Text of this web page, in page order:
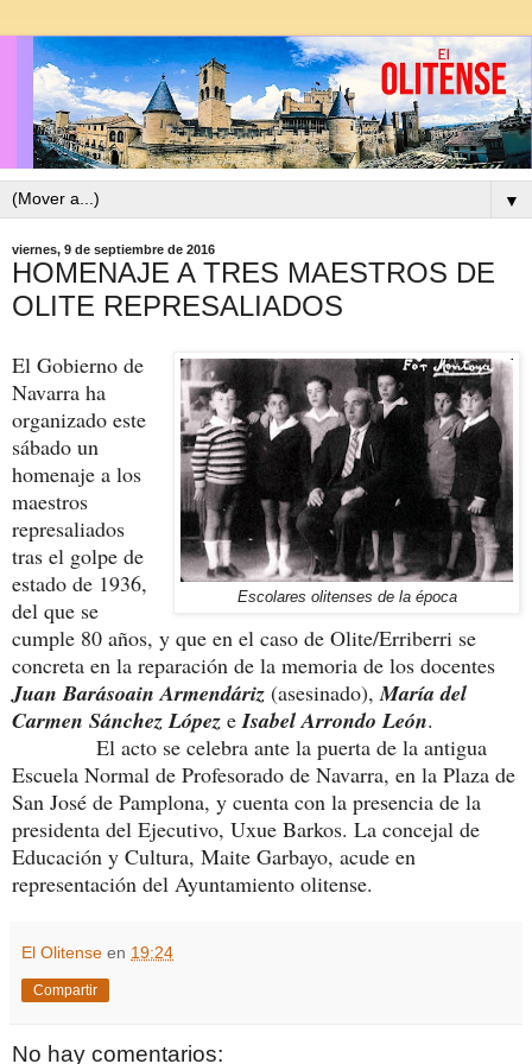
▼
viernes, 9 de septiembre de 2016
HOMENAJE A TRES MAESTROS DE
OLITE REPRESALIADOS
Escolares olitenses de la época
El Gobierno de
Navarra ha
organizado este
sábado un
homenaje a los
maestros
represaliados
tras el golpe de
estado de 1936,
del que se
cumple 80 años, y que en el caso de Olite/Erriberri se
concreta en la reparación de la memoria de los docentes
Juan Barásoain Armendáriz (asesinado),María del
Carmen Sánchez López eIsabel Arrondo León.
El acto se celebra ante la puerta de la antigua
Escuela Normal de Profesorado de Navarra, en la Plaza de
San José de Pamplona, y cuenta con la presencia de la
presidenta del Ejecutivo, Uxue Barkos. La concejal de
Educación y Cultura, Maite Garbayo, acude en
representación del Ayuntamiento olitense.
El Olitense en 19:24
Compartir
No hay comentarios: